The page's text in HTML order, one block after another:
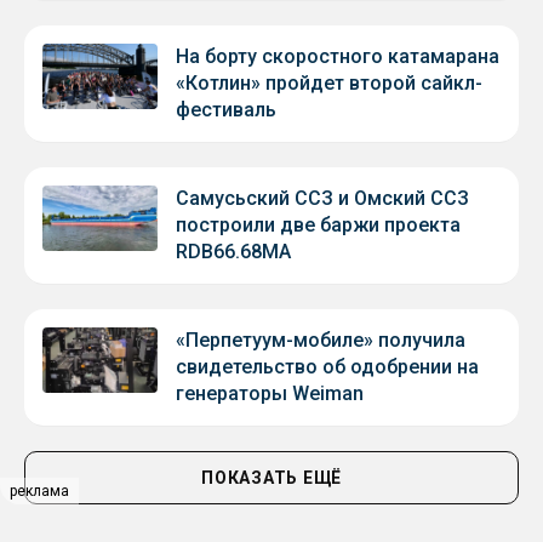
реклама
На борту скоростного катамарана
«Котлин» пройдет второй сайкл-
фестиваль
Самусьский ССЗ и Омский ССЗ
построили две баржи проекта
RDB66.68МА
«Перпетуум-мобиле» получила
свидетельство об одобрении на
генераторы Weiman
ПОКАЗАТЬ ЕЩЁ